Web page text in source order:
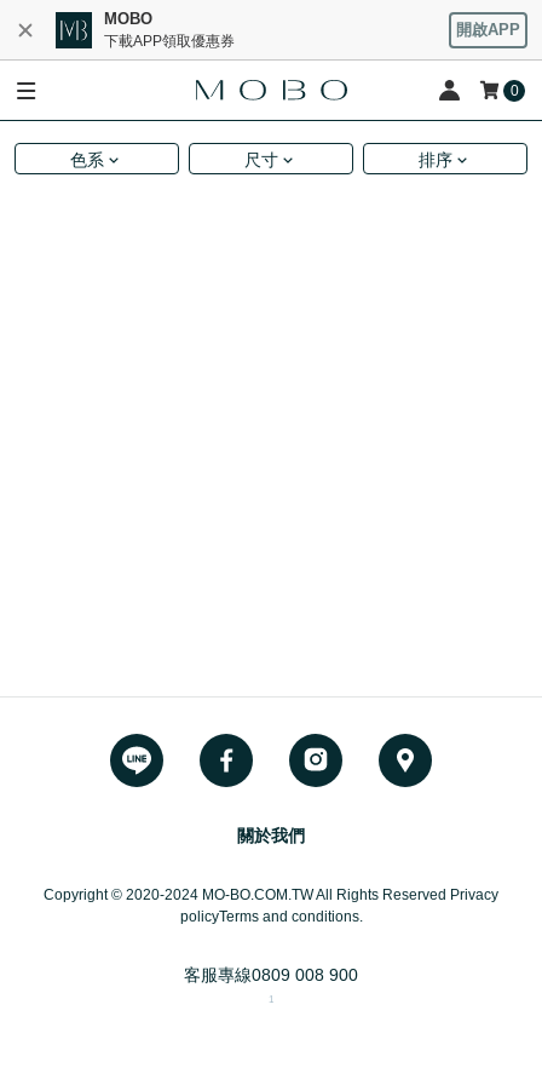
MOBO
下載APP領取優惠券
開啟APP
0
色系 尺寸 排序
關於我們
Copyright © 2020-2024 MO-BO.COM.TW All Rights Reserved Privacy
policyTerms and conditions.
客服專線0809 008 900
1